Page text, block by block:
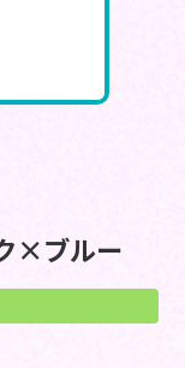
×ブルー